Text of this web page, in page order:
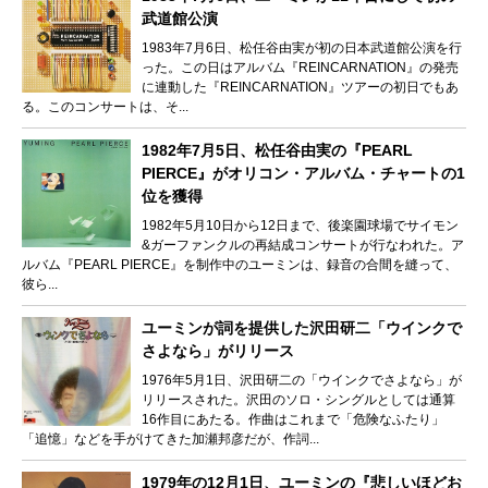
武道館公演
1983年7月6日、松任谷由実が初の日本武道館公演を行
った。この日はアルバム『REINCARNATION』の発売
に連動した『REINCARNATION』ツアーの初日でもあ
る。このコンサートは、そ...
1982年7月5日、松任谷由実の『PEARL
PIERCE』がオリコン・アルバム・チャートの1
位を獲得
1982年5月10日から12日まで、後楽園球場でサイモン
&ガーファンクルの再結成コンサートが行なわれた。ア
ルバム『PEARL PIERCE』を制作中のユーミンは、録音の合間を縫って、
彼ら...
ユーミンが詞を提供した沢田研二「ウインクで
さよなら」がリリース
1976年5月1日、沢田研二の「ウインクでさよなら」が
リリースされた。沢田のソロ・シングルとしては通算
16作目にあたる。作曲はこれまで「危険なふたり」
「追憶」などを手がけてきた加瀬邦彦だが、作詞...
1979年の12月1日、ユーミンの『悲しいほどお